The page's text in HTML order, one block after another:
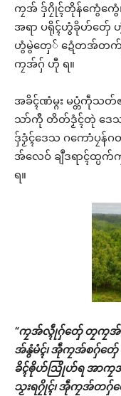
ကၠအ် ဒှ်ဂၠိုၚ်တိုန်ကွေံကွ
အရာ ပရိုၚ်ဟွံခိုဟ်တှ်ေ
ဟွံမွဲတှေ် ဍေံတအ်တက်
ကၠအ်ဂှ် ဟီု ရ။
အခိၚ်ဏံမ္ဂး မပ္တံကဵု
သာ်ကီု တိတ်ဒၟံၚ်တုဲ ဒေသ
ဒှ်ဒၟံၚ်ဒေသ ဂကောံပၠန်ဂ
အ်လေဝ် ချဳဒရာၚ်
ရ။
“ကၠအ်လ္ၚဵုဂှ်တှ်ေ တၠကၠအ်
အ်နွံမံၚ်၊ အဵုကၠအ်စဂှ်တှ်
ခိၚ်ၜိုဟ်ဩိုဟ်ရ အာကၠအ်
သၟးရဂၠိုၚ်၊ အဵုကၠအ်တ